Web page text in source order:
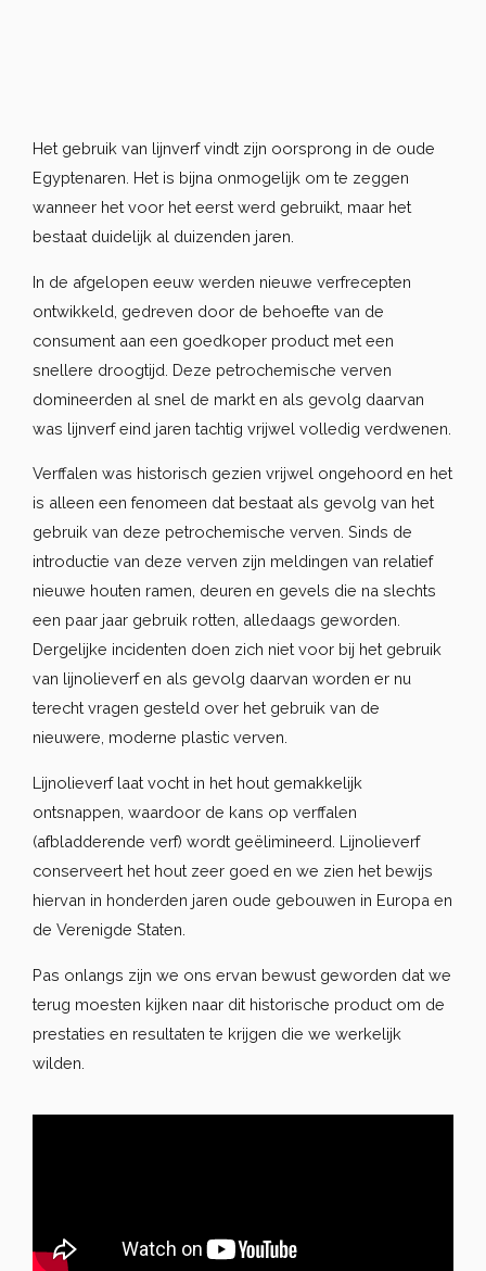
Het gebruik van lijnverf vindt zijn oorsprong in de oude
Egyptenaren. Het is bijna onmogelijk om te zeggen
wanneer het voor het eerst werd gebruikt, maar het
bestaat duidelijk al duizenden jaren.
In de afgelopen eeuw werden nieuwe verfrecepten
ontwikkeld, gedreven door de behoefte van de
consument aan een goedkoper product met een
snellere droogtijd. Deze petrochemische verven
domineerden al snel de markt en als gevolg daarvan
was lijnverf eind jaren tachtig vrijwel volledig verdwenen.
Verffalen was historisch gezien vrijwel ongehoord en het
is alleen een fenomeen dat bestaat als gevolg van het
gebruik van deze petrochemische verven. Sinds de
introductie van deze verven zijn meldingen van relatief
nieuwe houten ramen, deuren en gevels die na slechts
een paar jaar gebruik rotten, alledaags geworden.
Dergelijke incidenten doen zich niet voor bij het gebruik
van lijnolieverf en als gevolg daarvan worden er nu
terecht vragen gesteld over het gebruik van de
nieuwere, moderne plastic verven.
Lijnolieverf laat vocht in het hout gemakkelijk
ontsnappen, waardoor de kans op verffalen
(afbladderende verf) wordt geëlimineerd. Lijnolieverf
conserveert het hout zeer goed en we zien het bewijs
hiervan in honderden jaren oude gebouwen in Europa en
de Verenigde Staten.
Pas onlangs zijn we ons ervan bewust geworden dat we
terug moesten kijken naar dit historische product om de
prestaties en resultaten te krijgen die we werkelijk
wilden.